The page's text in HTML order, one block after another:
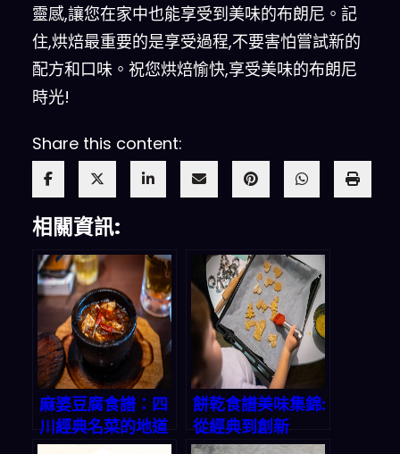
靈感,讓您在家中也能享受到美味的布朗尼。記
住,烘焙最重要的是享受過程,不要害怕嘗試新的
配方和口味。祝您烘焙愉快,享受美味的布朗尼
時光!
Share this content:
相關資訊:
麻婆豆腐食譜：四
川經典名菜的地道
做法
餅乾食譜美味集錦:
從經典到創新